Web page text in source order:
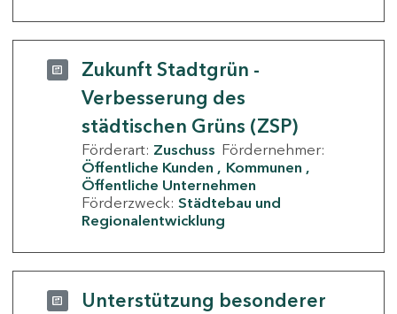
Zukunft Stadtgrün -
Verbesserung des
städtischen Grüns (ZSP)
Förderart: Zuschuss Fördernehmer:
Öffentliche Kunden
Kommunen
Öffentliche Unternehmen
Förderzweck: Städtebau und
Regionalentwicklung
Unterstützung besonderer